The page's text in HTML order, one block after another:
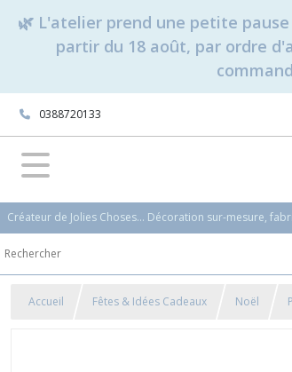
🌿 L'atelier prend une petite
partir du 18 août, par ordre
0388720133
Créateur de Jolies Choses... Décoration sur-mesure,
Accueil Fêtes & Idées Cadeaux Noël